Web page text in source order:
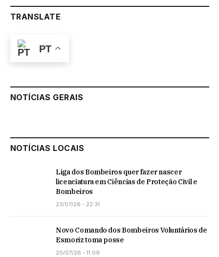
TRANSLATE
PT
NOTÍCIAS GERAIS
NOTÍCIAS LOCAIS
Liga dos Bombeiros quer fazer nascer
licenciatura em Ciências de Proteção Civil e
Bombeiros
23/07/26 - 22:31
Novo Comando dos Bombeiros Voluntários de
Esmoriz toma posse
20/07/26 - 11:09